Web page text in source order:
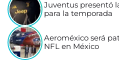
Juventus presentó
para la temporada
Aeroméxico será
NFL en México